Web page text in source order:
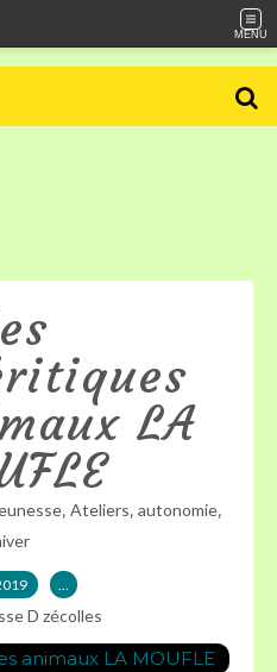
MENU
LA
, Ateliers, autonomie,
…
D zécolles